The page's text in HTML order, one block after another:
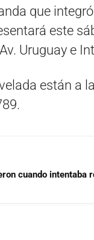
que
este
Uruguay e
están a
cuando intentaba